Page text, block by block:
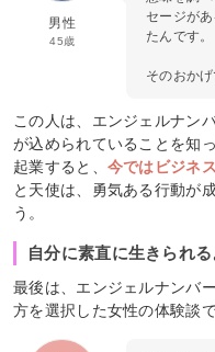
男性
45歳
セージが
たんです。
そのおか
この人は、エンジェルナン
が込められていることを知
起業すると、 今ではビジネ
と天使は、勇気ある行動が
う。
自分に素直に生きられ
最後は、エンジェルナンバ
方を選択した女性の体験談で